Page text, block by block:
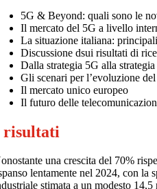
5G & Beyond: quali sono le
Il mercato del 5G a livello
La situazione italiana:
Discussione dsui risultati di
Dalla strategia 5G alla
Gli scenari per l’evoluzione
Il mercato unico europeo
Il futuro delle
risultati
una crescita del 70%
lentamente nel 2024, con la
stimata a un modesto